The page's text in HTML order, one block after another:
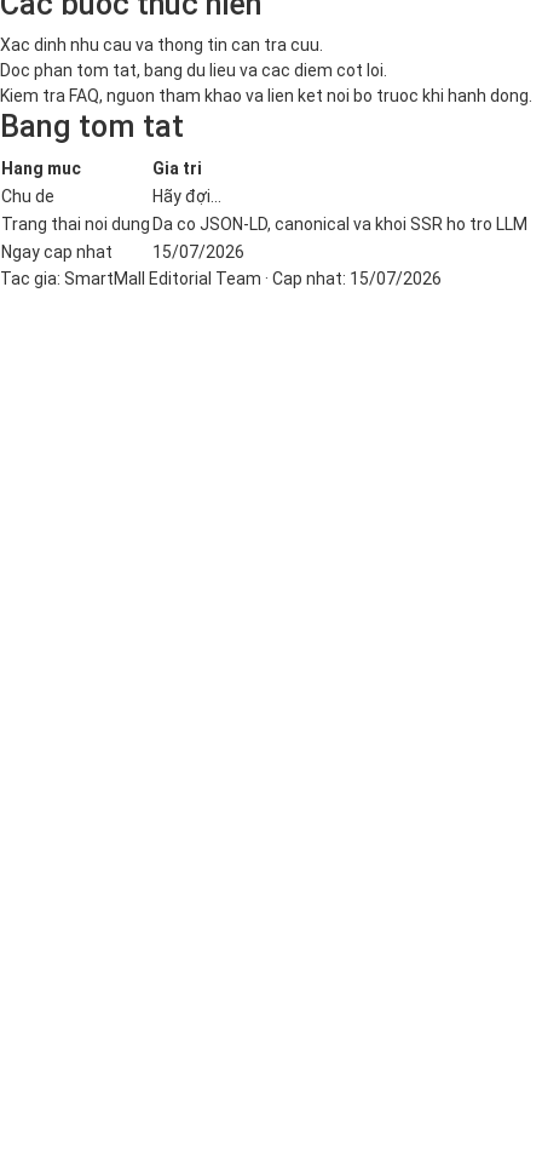
Xac dinh nhu cau va thong tin can tra cuu.
Doc phan tom tat, bang du lieu va cac diem cot loi.
Kiem tra FAQ, nguon tham khao va lien ket noi bo truoc khi hanh dong.
Bang tom tat
Hang muc
Gia tri
Chu de
Hãy đợi...
Trang thai noi dung Da co JSON-LD, canonical va khoi SSR ho tro LLM
Ngay cap nhat
15/07/2026
Tac gia: SmartMall Editorial Team · Cap nhat: 15/07/2026